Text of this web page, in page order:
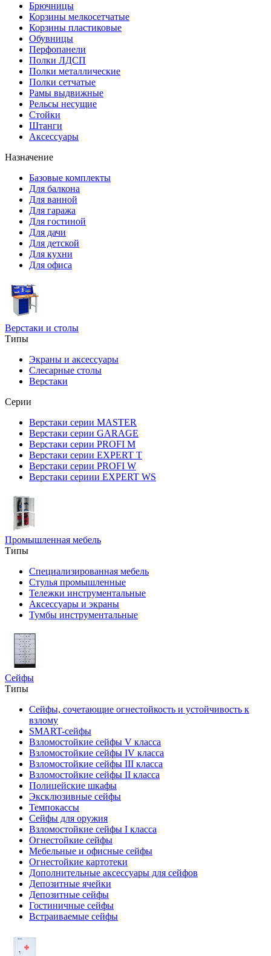
Брючницы
Корзины мелкосетчатые
Корзины пластиковые
Обувницы
Перфопанели
Полки ЛДСП
Полки металлические
Полки сетчатые
Рамы выдвижные
Рельсы несущие
Стойки
Штанги
Аксессуары
Назначение
Базовые комплекты
Для балкона
Для ванной
Для гаража
Для гостиной
Для дачи
Для детской
Для кухни
Для офиса
Верстаки и столы
Типы
Экраны и аксессуары
Слесарные столы
Верстаки
Серии
Верстаки серии MASTER
Верстаки серии GARAGE
Верстаки серии PROFI M
Верстаки серии EXPERT T
Верстаки серии PROFI W
Верстаки сериии EXPERT WS
Промышленная мебель
Типы
Специализированная мебель
Стулья промышленные
Тележки инструментальные
Аксессуары и экраны
Тумбы инструментальные
Сейфы
Типы
Сейфы, сочетающие огнестойкость и устойчивость к
взлому
SMART-сейфы
Взломостойкие сейфы V класса
Взломостойкие сейфы IV класса
Взломостойкие сейфы III класса
Взломостойкие сейфы II класса
Полицейские шкафы
Эксклюзивные сейфы
Темпокассы
Сейфы для оружия
Взломостойкие сейфы I класса
Огнестойкие сейфы
Мебельные и офисные сейфы
Огнестойкие картотеки
Дополнительные аксессуары для сейфов
Депозитные ячейки
Депозитные сейфы
Гостиничные сейфы
Встраиваемые сейфы